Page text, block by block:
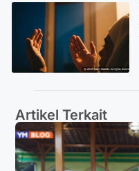
Artikel Terkait